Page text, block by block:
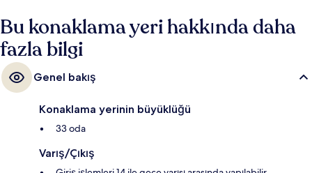
Bu konaklama yeri hakkında daha
fazla bilgi
Genel bakış
Konaklama yerinin büyüklüğü
33 oda
Varış/Çıkış